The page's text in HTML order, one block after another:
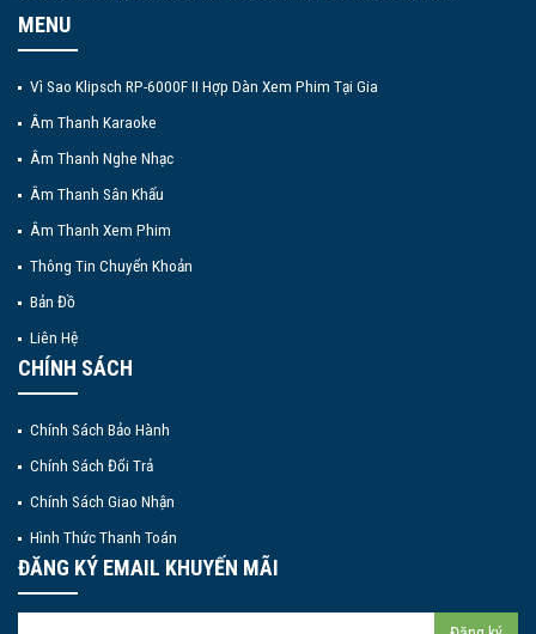
MENU
Vì Sao Klipsch RP-6000F II Hợp Dàn Xem Phim Tại Gia
Âm Thanh Karaoke
Âm Thanh Nghe Nhạc
Âm Thanh Sân Khấu
Âm Thanh Xem Phim
Thông Tin Chuyển Khoản
Bản Đồ
Liên Hệ
CHÍNH SÁCH
Chính Sách Bảo Hành
Chính Sách Đổi Trả
Chính Sách Giao Nhận
Hình Thức Thanh Toán
ĐĂNG KÝ EMAIL KHUYẾN MÃI